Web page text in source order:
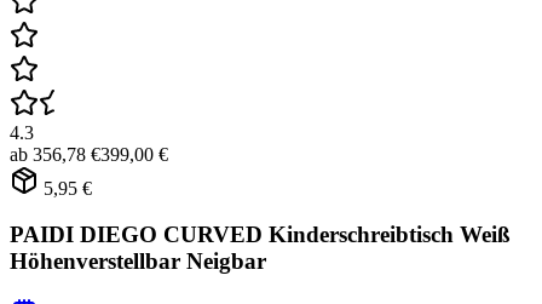
4.3
ab 356,78 €399,00 €
5,95 €
PAIDI DIEGO CURVED Kinderschreibtisch Weiß
Höhenverstellbar Neigbar